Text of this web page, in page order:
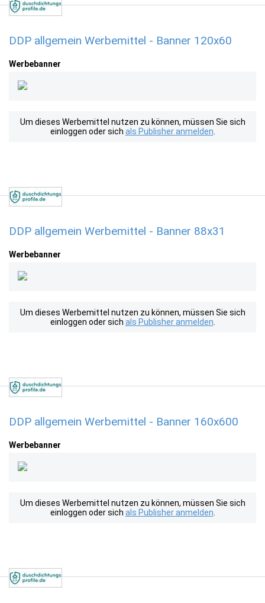
DDP allgemein Werbemittel - Banner 120x60
Werbebanner
Um dieses Werbemittel nutzen zu können, müssen Sie sich
einloggen oder sich als Publisher anmelden
DDP allgemein Werbemittel - Banner 88x31
Werbebanner
Um dieses Werbemittel nutzen zu können, müssen Sie sich
einloggen oder sich als Publisher anmelden
DDP allgemein Werbemittel - Banner 160x600
Werbebanner
Um dieses Werbemittel nutzen zu können, müssen Sie sich
einloggen oder sich als Publisher anmelden